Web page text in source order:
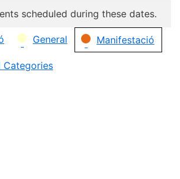
scheduled during these dates.
General Manifestació
Categories